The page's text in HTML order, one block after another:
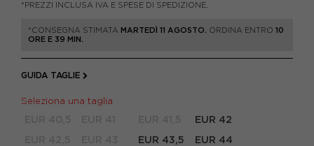
*PREZZI INCLUSA IVA E SPESE DI SPEDIZIONE.
*CONSEGNA STIMATA MARTEDÌ 11 AGOSTO. ORDINA ENTRO 10
ORE E 39 MIN.
GUIDA TAGLIE
Seleziona una taglia
EUR 42
EUR 43,5
EUR 44